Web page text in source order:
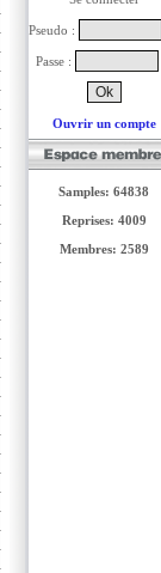
Pseudo :
Passe :
Ouvrir un compte
Samples: 64838
Reprises: 4009
Membres: 2589